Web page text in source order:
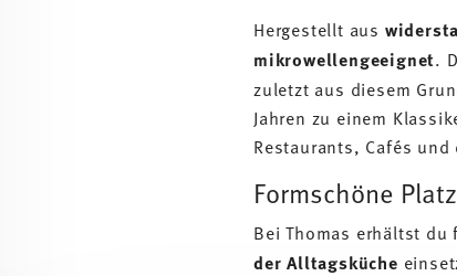
Hergestellt aus
mikrowellengeeignet.
zuletzt aus diesem
Jahren zu einem
Restaurants, Cafés
Formschöne
Bei Thomas erhältst
der Alltagsküche